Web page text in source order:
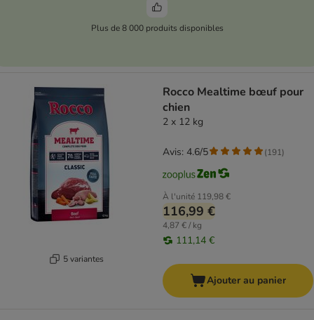
Plus de 8 000 produits disponibles
5 variantes
Rocco Mealtime bœuf pour
chien
2 x 12 kg
À l'unité 119,98 €
116,99 €
4,87 € / kg
111,14 €
Avis: 4.6/5 (191)
Ajouter au panier